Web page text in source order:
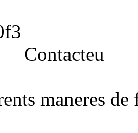
Contacteu
maneres de